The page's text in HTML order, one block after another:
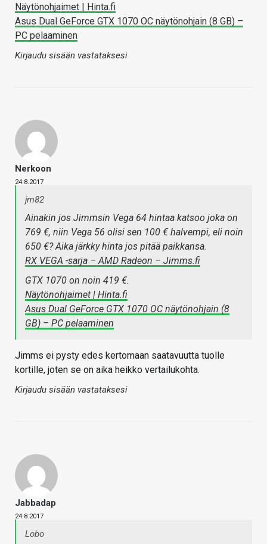
Näytönohjaimet | Hinta.fi
Asus Dual GeForce GTX 1070 OC näytönohjain (8 GB) –
PC pelaaminen
Kirjaudu sisään vastataksesi
Nerkoon
24.8.2017
jm82
Ainakin jos Jimmsin Vega 64 hintaa katsoo joka on
769 €, niin Vega 56 olisi sen 100 € halvempi, eli noin
650 €? Aika järkky hinta jos pitää paikkansa.
RX VEGA -sarja – AMD Radeon – Jimms.fi
GTX 1070 on noin 419 €.
Näytönohjaimet | Hinta.fi
Asus Dual GeForce GTX 1070 OC näytönohjain (8
GB) – PC pelaaminen
Jimms ei pysty edes kertomaan saatavuutta tuolle
kortille, joten se on aika heikko vertailukohta.
Kirjaudu sisään vastataksesi
Jabbadap
24.8.2017
Lobo